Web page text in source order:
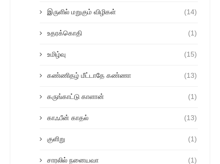
இருளில் மறுகும் விழிகள் (14)
உதரக்கொதி (1)
உமிழ்வு (15)
கண்ணிதழ் மீட்டாதே கண்ணா (13)
கருங்காட்டு காளான் (1)
காஃபீன் காதல் (13)
குளிறு (1)
சாரலில் நனையவா (1)